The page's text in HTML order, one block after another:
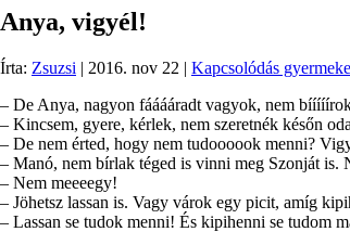
Anya, vigyél!
Írta: Zsuzsi | 2016. nov 22 | Kapcsolódás
– De Anya, nagyon fááááradt vagyok, nem
– Kincsem, gyere, kérlek, nem szeretnék későn
– De nem érted, hogy nem tudoooook menni?
– Manó, nem bírlak téged is vinni meg Szonját is.
– Nem meeeegy!
– Jöhetsz lassan is. Vagy várok egy picit, amíg
– Lassan se tudok menni! És kipihenni se tudom